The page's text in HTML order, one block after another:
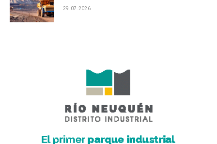
29.07.2026